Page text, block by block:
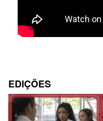
EDIÇÕES